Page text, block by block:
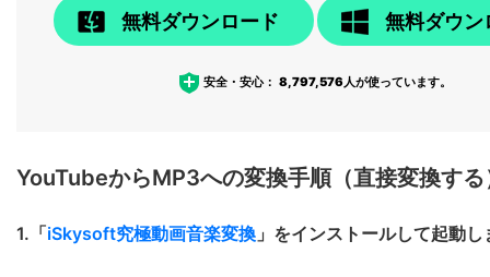
無料ダウンロード 無料ダウン
安全・安心：8,797,576人が使っています。
YouTubeからMP3への変換手順（直接変換する
1.「iSkysoft究極動画音楽変換 」をインストールして起動